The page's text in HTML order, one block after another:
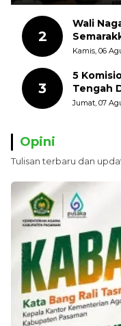
2
Wali
dengan
Kamis, 06
3
5
Tengah
Kerugian
Jumat, 07
Opini
Tulisan terbaru dan